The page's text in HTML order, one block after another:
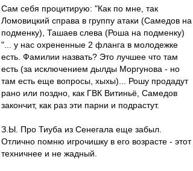
Сам себя процитирую: "Как по мне, так
Ломовицкий справа в группу атаки (Самедов на
подменку), Ташаев слева (Роша на подменку)
"... у нас охрененные 2 фланга в молодежке
есть. Фамилии назвать? Это лучшее что там
есть (за исключением дылды Моргунова - но
там есть еще вопросы, хыхы)... Рошу продадут
рано или поздно, как ГВК Витиньё, Самедов
закончит, как раз эти парни и подрастут.
З.Ы. Про Тиуба из Сенегала еще забыл.
Отлично помню игрочишку в его возрасте - этот
техничнее и не жадный.